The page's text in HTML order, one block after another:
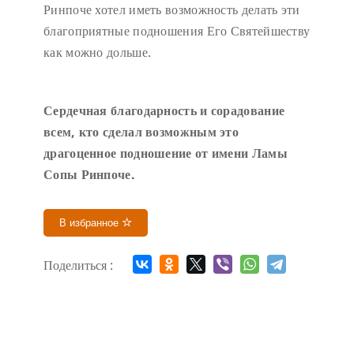
Ринпоче хотел иметь возможность делать эти
благоприятные подношения Его Святейшеству
как можно дольше.
Сердечная благодарность и сорадование
всем, кто сделал возможным это
драгоценное подношение от имени Ламы
Сопы Ринпоче.
В избранное
Поделиться :